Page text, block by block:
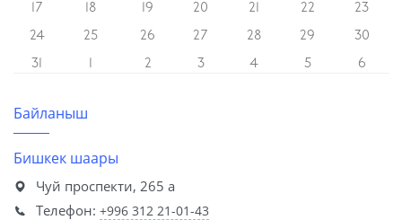
17
18 19 20 21 22
23
24
25 26 27 28 29
30
31
2 3 4 5 6
Байланыш
Бишкек шаары
Чуй проспекти, 265 а
Телефон: +996 312 21-01-43